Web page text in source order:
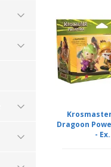
Dragoon
-